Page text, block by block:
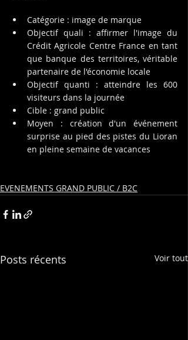
Catégorie : image de marque
Objectif quali : affirmer l'image du
Crédit Agricole Centre France en tant
que banque des territoires, véritable
partenaire de l'économie locale
Objectif quanti : atteindre les 600
visiteurs dans la journée
Cible : grand public
Moyen : création d'un événement
surprise au pied des pistes du Lioran
en pleine semaine de vacances
EVENEMENTS GRAND PUBLIC / B2C
Posts récents Voir tout